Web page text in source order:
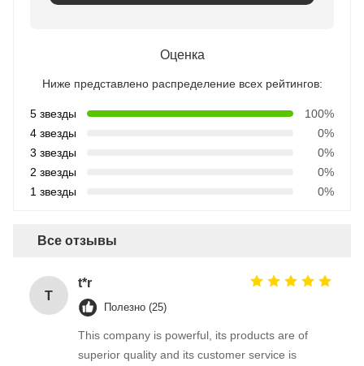
Оценка
Ниже представлено распределение всех рейтингов:
5 звезды
100%
4 звезды
0%
3 звезды
0%
2 звезды
0%
1 звезды
0%
Все отзывы
T
t*r
Полезно (25)
This company is powerful, its products are of
superior quality and its customer service is